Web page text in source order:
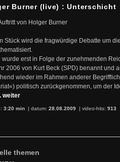
Burner (live) : Unterschicht
von Holger Burner
Stück wird die fragwürdige Debatte um
wurde erst in Folge der zunehmenden
2006 von Kurt Beck (SPD) benannt und
wieder im Rahmen anderer
politisch zurückgenommen, um der
weiter
3:20 min | datum: 28.08.2009 | video-hits: 913
themen